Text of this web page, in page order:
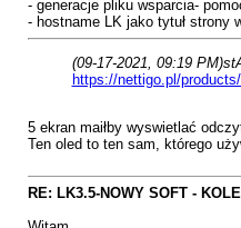
- generacje pliku wsparcia-
- hostname LK jako tytuł strony
(09-17-2021, 09:19 PM)
https://nettigo.pl/
5 ekran maiłby wyswietlać
Ten oled to ten sam, którego
RE: LK3.5-NOWY SOFT -